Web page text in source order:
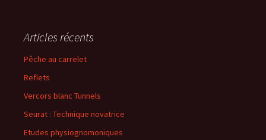
Articles récents
Pêche au carrelet
Reflets
Vercors blanc Tunnels
Seurat : Technique novatrice
Etudes physiognomoniques